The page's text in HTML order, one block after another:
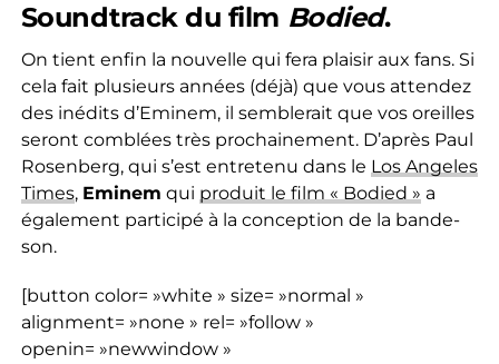
Soundtrack du film Bodied.
On tient enfin la nouvelle qui fera plaisir aux fans. Si
cela fait plusieurs années (déjà) que vous attendez
des inédits d’Eminem, il semblerait que vos oreilles
seront comblées très prochainement. D’après Paul
Rosenberg, qui s’est entretenu dans le Los Angeles
Times, Eminem qui produit le film « Bodied » a
également participé à la conception de la bande-
son.
[button color= »white » size= »normal »
alignment= »none » rel= »follow »
openin= »newwindow »